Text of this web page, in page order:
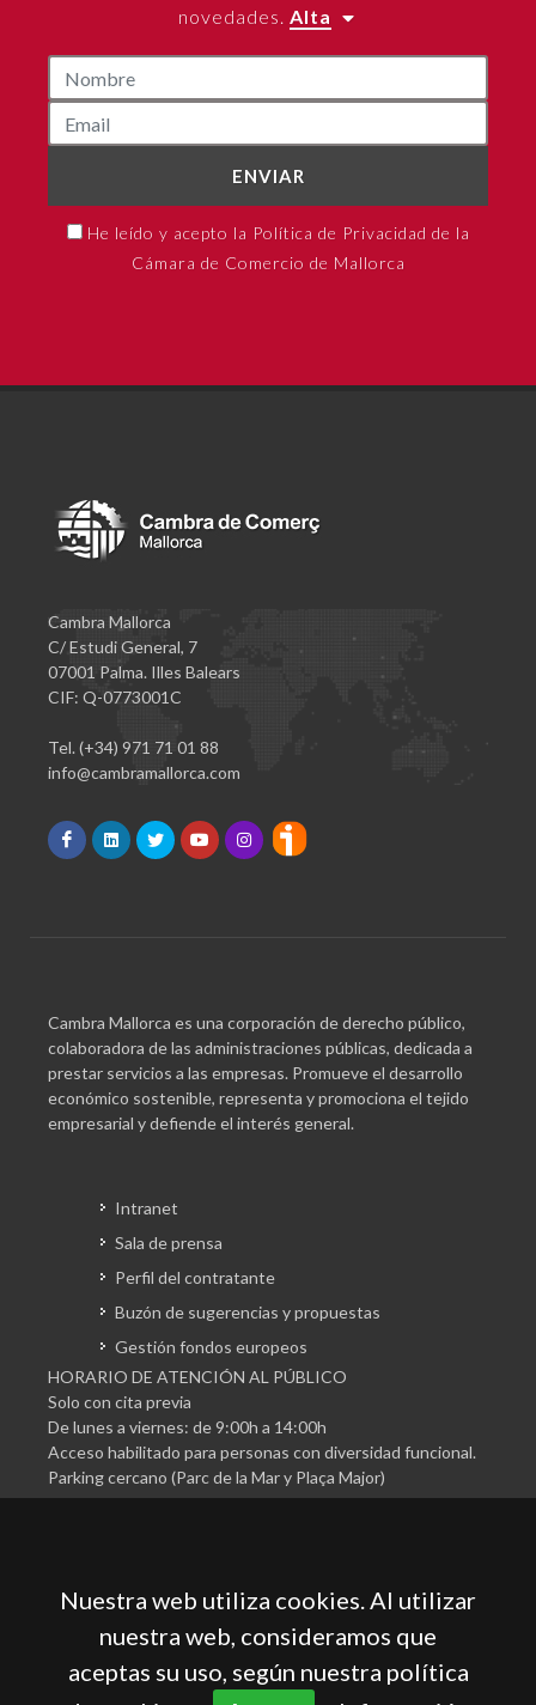
novedades. Alta
ENVIAR
He leído y acepto la Política de Privacidad de la
Cámara de Comercio de Mallorca
Cambra Mallorca
C/ Estudi General, 7
07001 Palma. Illes Balears
CIF: Q-0773001C
Tel. (+34) 971 71 01 88
info@cambramallorca.com
Cambra Mallorca es una corporación de derecho público,
colaboradora de las administraciones públicas, dedicada a
prestar servicios a las empresas. Promueve el desarrollo
económico sostenible, representa y promociona el tejido
empresarial y defiende el interés general.
Intranet
Sala de prensa
Perfil del contratante
Buzón de sugerencias y propuestas
Gestión fondos europeos
HORARIO DE ATENCIÓN AL PÚBLICO
Solo con cita previa
De lunes a viernes: de 9:00h a 14:00h
Acceso habilitado para personas con diversidad funcional.
Parking cercano (Parc de la Mar y Plaça Major)
Cámara Oficial de Comercio, Industria, Servicios y
Nuestra web utiliza cookies. Al utilizar
nuestra web, consideramos que
aceptas su uso, según nuestra política